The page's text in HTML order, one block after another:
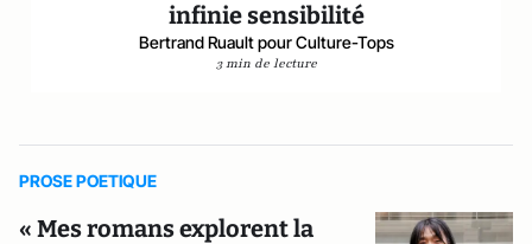
infinie sensibilité
Bertrand Ruault pour Culture-Tops
3 min de lecture
PROSE POETIQUE
« Mes romans explorent la